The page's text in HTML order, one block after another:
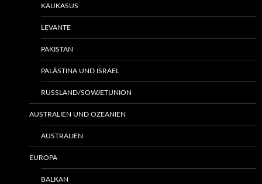
KAUKASUS
LEVANTE
PAKISTAN
PALÄSTINA UND ISRAEL
RUSSLAND/SOWJETUNION
AUSTRALIEN UND OZEANIEN
AUSTRALIEN
EUROPA
BALKAN